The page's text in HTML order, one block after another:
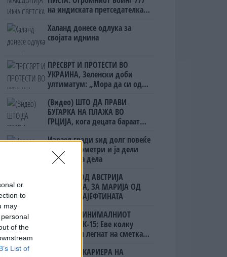
or
to
may
of the
List of
на индиската претседателка
Скопје
Халанд донесе одлука за
својата иднина
ПРЕСВРТ И ПРОТЕСТИ ВО
УКРАИНА, Зеленски доби
ултиматум: „Мора да си оди,
(Видео) ШТО ДА ПРАВИ
БУГАРКА НА ПЛАЖА ВО
ГРЦИЈА, кога децата бараат
Израел гради ѕид долг повеќе
од 23 километри и ја дели
Газа на два дела
ЗА БЕРТА ОД АВСТРИЈА
НАЈСКАПАТА, ЗА МАРИЈА ОД
ГРЦИЈА - НАЈЕФТИНАТА
СКОКНА МИНИМАЛНИОТ
ИЗНОС ЗА К-15: Еве колку
пари ќе ви легнат на сметка
СЛАВНАТА КАРИЕРА НА